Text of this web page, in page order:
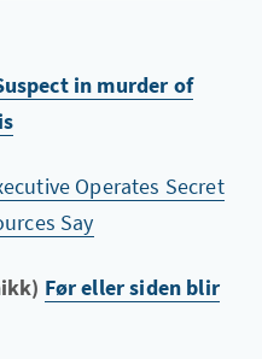
in murder of
Operates Secret
Say
Før eller siden blir